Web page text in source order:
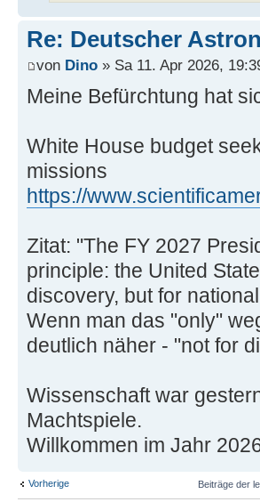
Re: Deutscher
von Dino » Sa 11. Apr 2026,
Meine Befürchtung hat
White House budget
missions
https://
Zitat: "The FY 2027
principle: the United
discovery, but for
Wenn man das "only"
deutlich näher - "not for
Wissenschaft war
Machtspiele.
Willkommen im Jahr
Vorherige Beiträge der